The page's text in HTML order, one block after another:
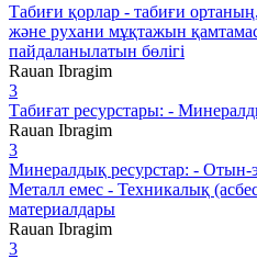
Табиғи қорлар - табиғи
және рухани мұқтажын
пайдаланылатын бөлігі
Rauan Ibragim
3
Табиғат ресурстары: -
Rauan Ibragim
3
Минералдық ресурстар: - Отын-
Металл емес - Техникалық
материалдары
Rauan Ibragim
3